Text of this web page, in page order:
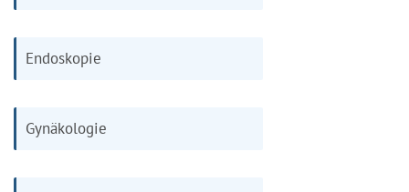
Endoskopie
Gynäkologie